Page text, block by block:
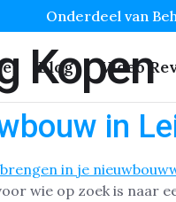
Onderdeel van
Blog Video
Kopen
in
wie op zoek is